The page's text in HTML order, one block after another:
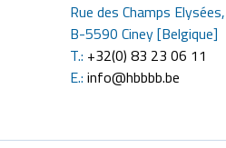
Rue des Champs
B-5590 Ciney [Belgique]
T.: +32(0) 83 23 06 11
E.: info@hbbbb.be